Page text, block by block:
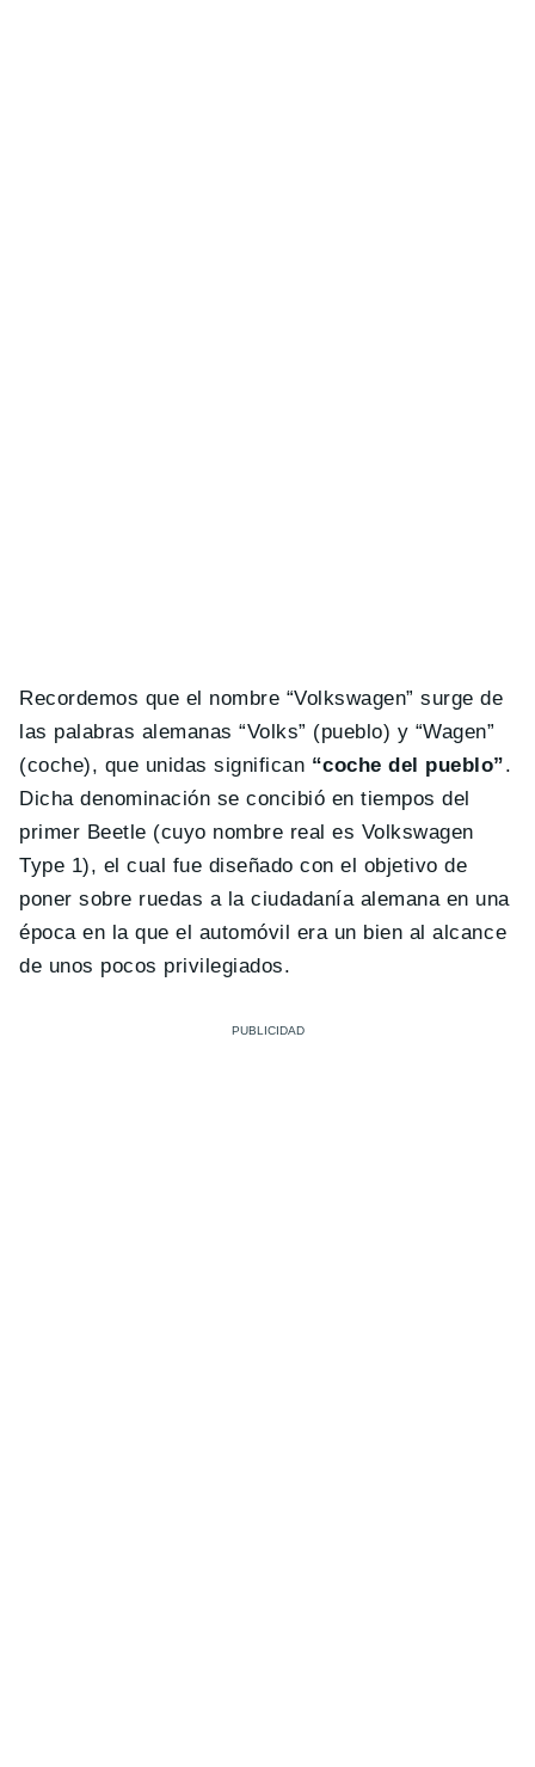
Recordemos que el nombre “Volkswagen” surge de
las palabras alemanas “Volks” (pueblo) y “Wagen”
(coche), que unidas significan “coche del pueblo”.
Dicha denominación se concibió en tiempos del
primer Beetle (cuyo nombre real es Volkswagen
Type 1), el cual fue diseñado con el objetivo de
poner sobre ruedas a la ciudadanía alemana en una
época en la que el automóvil era un bien al alcance
de unos pocos privilegiados.